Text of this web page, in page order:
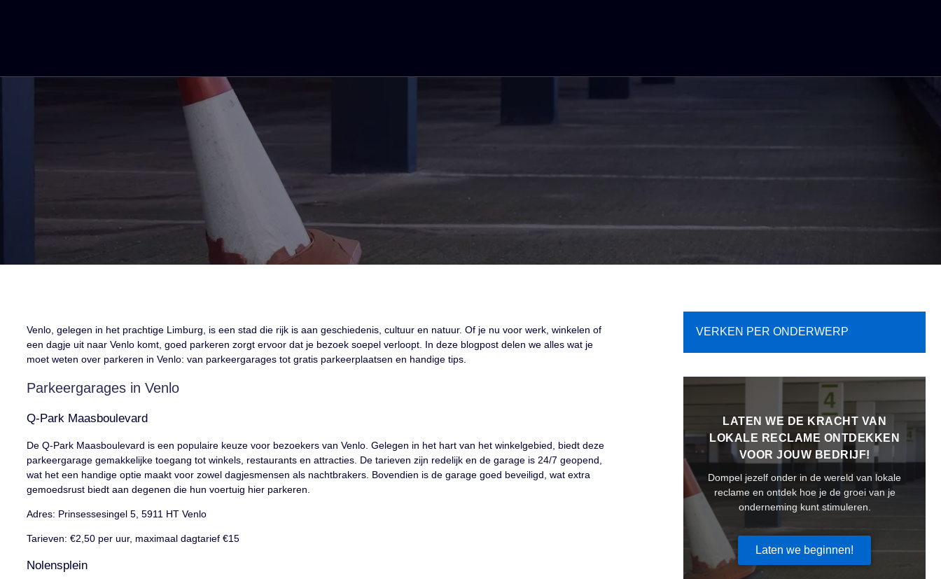
Venlo, gelegen in het prachtige Limburg, is een stad die rijk is aan geschiedenis, cultuur en natuur. Of je nu voor werk, winkelen of
een dagje uit naar Venlo komt, goed parkeren zorgt ervoor dat je bezoek soepel verloopt. In deze blogpost delen we alles wat je
moet weten over parkeren in Venlo: van parkeergarages tot gratis parkeerplaatsen en handige tips.
Parkeergarages in Venlo
Q-Park Maasboulevard
De Q-Park Maasboulevard is een populaire keuze voor bezoekers van Venlo. Gelegen in het hart van het winkelgebied, biedt deze
parkeergarage gemakkelijke toegang tot winkels, restaurants en attracties. De tarieven zijn redelijk en de garage is 24/7 geopend,
wat het een handige optie maakt voor zowel dagjesmensen als nachtbrakers. Bovendien is de garage goed beveiligd, wat extra
gemoedsrust biedt aan degenen die hun voertuig hier parkeren.
Adres: Prinsessesingel 5, 5911 HT Venlo
Tarieven: €2,50 per uur, maximaal dagtarief €15
Nolensplein
VERKEN PER ONDERWERP
LATEN WE DE KRACHT VAN
LOKALE RECLAME ONTDEKKEN
VOOR JOUW BEDRIJF!
Dompel jezelf onder in de wereld van lokale
reclame en ontdek hoe je de groei van je
onderneming kunt stimuleren.
Laten we beginnen!